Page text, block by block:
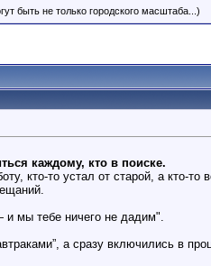
быть не только городского масштаба...)
каждому, кто в поиске.
кто-то устал от старой, а кто-
и мы тебе ничего не дадим".
а сразу включились в